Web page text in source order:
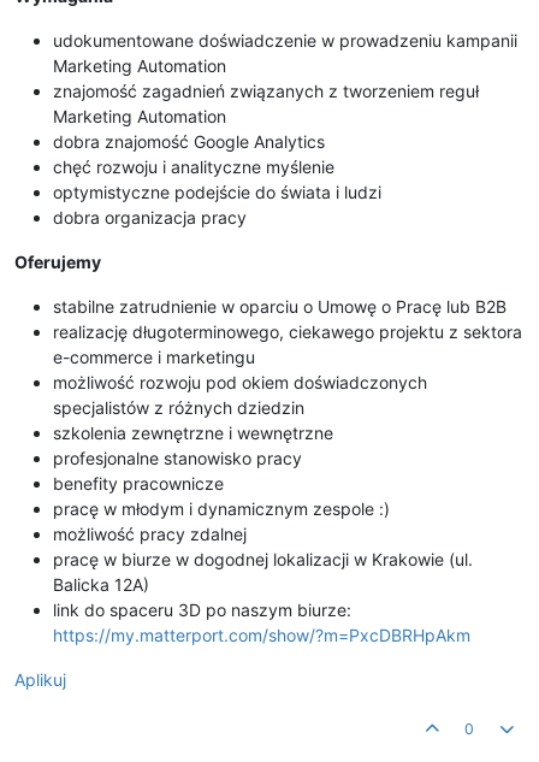
udokumentowane doświadczenie w prowadzeniu kampanii
Marketing Automation
znajomość zagadnień związanych z tworzeniem reguł
Marketing Automation
dobra znajomość Google Analytics
chęć rozwoju i analityczne myślenie
optymistyczne podejście do świata i ludzi
dobra organizacja pracy
Oferujemy
stabilne zatrudnienie w oparciu o Umowę o Pracę lub B2B
realizację długoterminowego, ciekawego projektu z sektora
e-commerce i marketingu
możliwość rozwoju pod okiem doświadczonych
specjalistów z różnych dziedzin
szkolenia zewnętrzne i wewnętrzne
profesjonalne stanowisko pracy
benefity pracownicze
pracę w młodym i dynamicznym zespole :)
możliwość pracy zdalnej
pracę w biurze w dogodnej lokalizacji w Krakowie (ul.
Balicka 12A)
link do spaceru 3D po naszym biurze:
https://my.matterport.com/show/?m=PxcDBRHpAkm
Aplikuj
0